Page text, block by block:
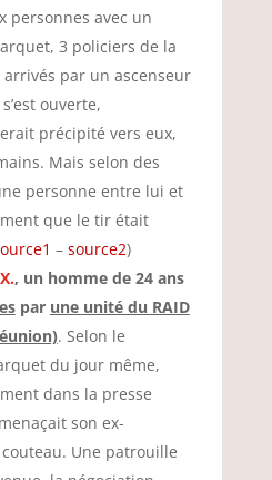
personnes avec un
3 policiers de la
arrivés par un ascenseur
ouverte,
précipité vers eux,
Mais selon des
personne entre lui et
que le tir était
– source2)
X., un homme de 24 ans
par une unité du RAID
. Selon le
du jour même,
dans la presse
son ex-
Une patrouille